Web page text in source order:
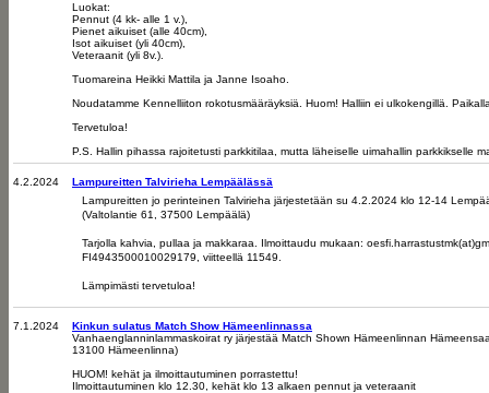
Luokat:
Pennut (4 kk- alle 1 v.),
Pienet aikuiset (alle 40cm),
Isot aikuiset (yli 40cm),
Veteraanit (yli 8v.).
Tuomareina Heikki Mattila ja Janne Isoaho.
Noudatamme Kennelliiton rokotusmääräyksiä. Huom! Halliin ei ulkokengillä.
Tervetuloa!
P.S. Hallin pihassa rajoitetusti parkkitilaa, mutta läheiselle uimahallin parkkikselle
4.2.2024
Lampureitten Talvirieha Lempäälässä
Lampureitten jo perinteinen Talvirieha järjestetään su 4.2.2024 klo 12-14
(Valtolantie 61, 37500 Lempäälä)
Tarjolla kahvia, pullaa ja makkaraa. Ilmoittaudu mukaan:
FI4943500010029179, viitteellä 11549.
Lämpimästi tervetuloa!
7.1.2024
Kinkun sulatus Match Show Hämeenlinnassa
Vanhaenglanninlammaskoirat ry järjestää Match Shown Hämeenlinnan
13100 Hämeenlinna)
HUOM! kehät ja ilmoittautuminen porrastettu!
Ilmoittautuminen klo 12.30, kehät klo 13 alkaen pennut ja veteraanit